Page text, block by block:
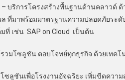
– บริการโครงสร้างพื้นฐานด้านคลาวด์
ล ที่มาพร้อมมาตรฐานความปลอดภัยร
ที่ เช่น SAP on Cloud เป็นต้น
วมโซลูชัน ตอบโจทย์ทุกธุรกิจ ด้วยเทค
ซลูชันเพื่อโรงงานอัจฉริยะ เพิ่มขีดควา